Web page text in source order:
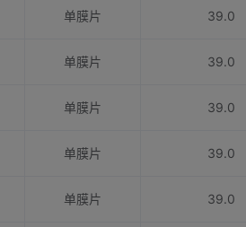
单膜片 39.0
单膜片 39.0
单膜片 39.0
单膜片 39.0
单膜片 39.0